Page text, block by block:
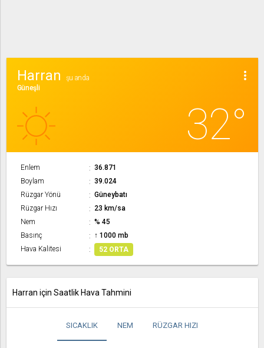
more_vert
Harran
şu anda
Güneşli
32°
Enlem
36.871
Boylam
39.024
Rüzgar Yönü
Güneybatı
Rüzgar Hızı
23 km/sa
Nem
% 45
Basınç
↑ 1000 mb
Hava Kalitesi
52 ORTA
Harran için Saatlik Hava Tahmini
SICAKLIK NEM RÜZGAR HIZI